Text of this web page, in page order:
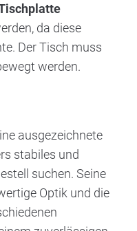
da diese
Der Tisch muss
werden.
ausgezeichnete
stabiles und
suchen. Seine
Optik und die